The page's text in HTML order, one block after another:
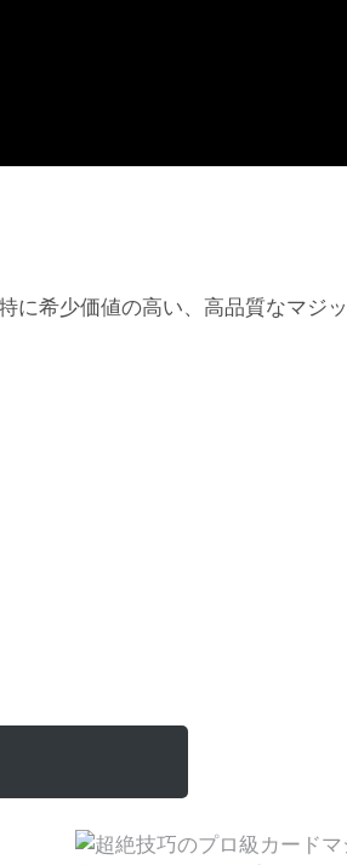
に希少価値の高い、高品質なマジ